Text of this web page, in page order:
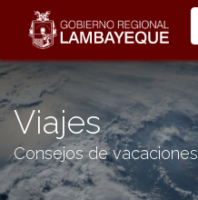
Viajes
Consejos de vacaciones